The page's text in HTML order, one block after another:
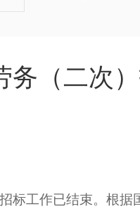
务（二次
标工作已结束。根据